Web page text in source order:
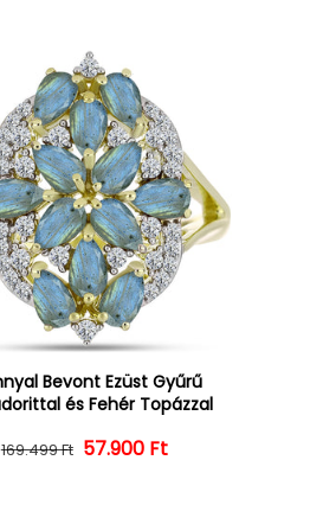
Bevont Ezüst Gyűrű
és Fehér Topázzal
Normál ár
169.499 Ft Kedvezményes ár
57.900 Ft